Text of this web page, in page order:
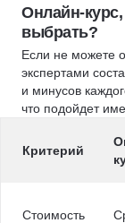
Онлайн-
выбрать?
Если не можете
экспертами
и минусов
что подойдет
Критерий
Стоимость